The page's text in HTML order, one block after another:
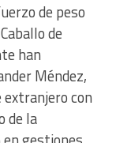
de peso
de
han
Méndez,
con
de la